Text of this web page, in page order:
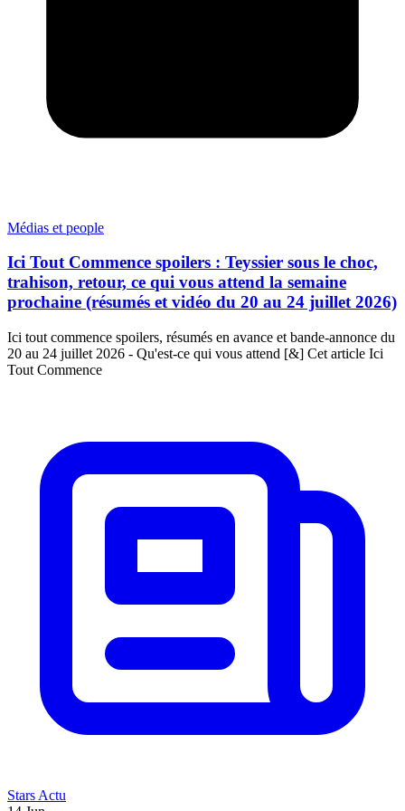
Médias et people
Ici Tout Commence spoilers : Teyssier sous le choc,
trahison, retour, ce qui vous attend la semaine
prochaine (résumés et vidéo du 20 au 24 juillet 2026)
Ici tout commence spoilers, résumés en avance et bande-annonce du
20 au 24 juillet 2026 - Qu'est-ce qui vous attend [&] Cet article Ici
Tout Commence
Stars Actu